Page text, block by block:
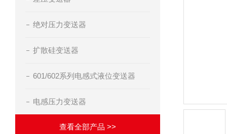
绝对压力变送器
扩散硅变送器
601/602系列电感式液位变送器
电感压力变送器
查看全部产品 >>